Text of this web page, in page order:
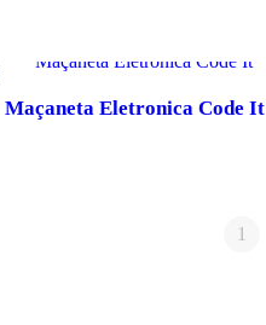
Maçaneta Eletronica Code It
1